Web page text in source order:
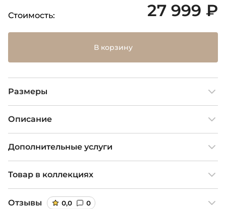
Стоимость: 27 999 ₽
В корзину
Размеры
Описание
Дополнительные услуги
Товар в коллекциях
Отзывы 0,0 0